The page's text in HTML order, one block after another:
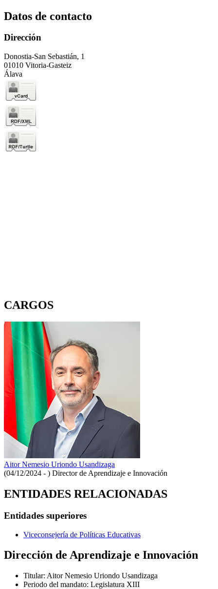
Datos de contacto
Dirección
Donostia-San Sebastián, 1
01010 Vitoria-Gasteiz
Álava
CARGOS
Aitor Nemesio Uriondo Usandizaga
(04/12/2024 - ) Director de Aprendizaje e Innovación
ENTIDADES RELACIONADAS
Entidades superiores
Viceconsejería de Políticas Educativas
Dirección de Aprendizaje e Innovación
Titular: Aitor Nemesio Uriondo Usandizaga
Periodo del mandato: Legislatura XIII